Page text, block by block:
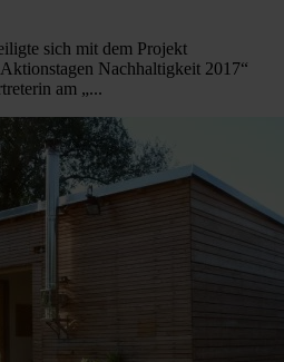
sich mit dem Projekt
Nachhaltigkeit 2017“
am „...